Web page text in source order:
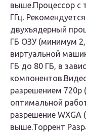
выше.Процессор с
ГГц.
двухъядерный
ГБ ОЗУ (минимум
виртуальной
ГБ до 80 ГБ, в
разрешением 720p
оптимальной
разрешение WXGA
выше.Торрент